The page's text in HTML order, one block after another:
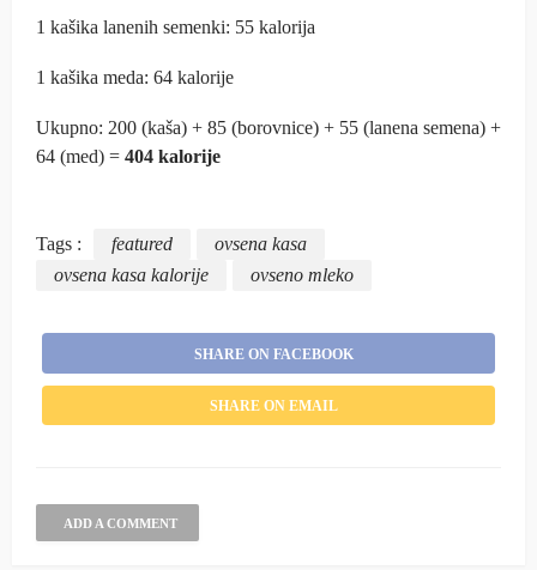
1 kašika lanenih semenki: 55 kalorija
1 kašika meda: 64 kalorije
Ukupno: 200 (kaša) + 85 (borovnice) + 55 (lanena semena) +
64 (med) = 404 kalorije
Tags : featured
ovsena kasa
ovsena kasa kalorije
ovseno mleko
SHARE ON FACEBOOK
SHARE ON EMAIL
ADD A COMMENT